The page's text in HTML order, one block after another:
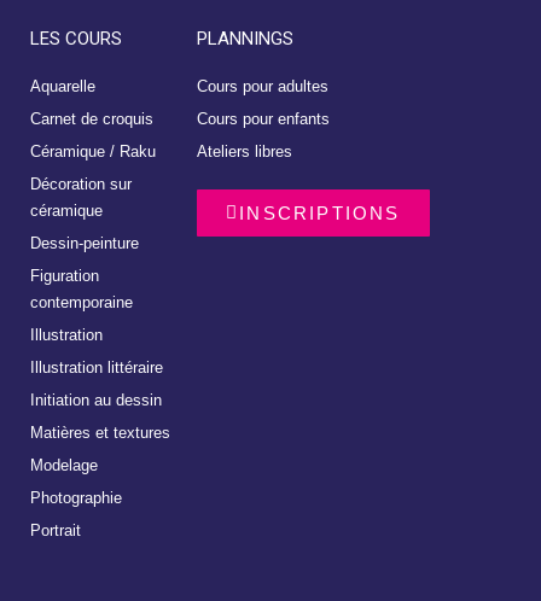
LES COURS
Aquarelle
Carnet de croquis
Céramique / Raku
Décoration sur
céramique
Dessin-peinture
Figuration
contemporaine
Illustration
Illustration littéraire
Initiation au dessin
Matières et textures
Modelage
Photographie
Portrait
PLANNINGS
Cours pour adultes
Cours pour enfants
Ateliers libres
INSCRIPTIONS